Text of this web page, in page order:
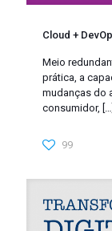
Cloud +
Meio
prática, a
mudanças do
consumidor,
99